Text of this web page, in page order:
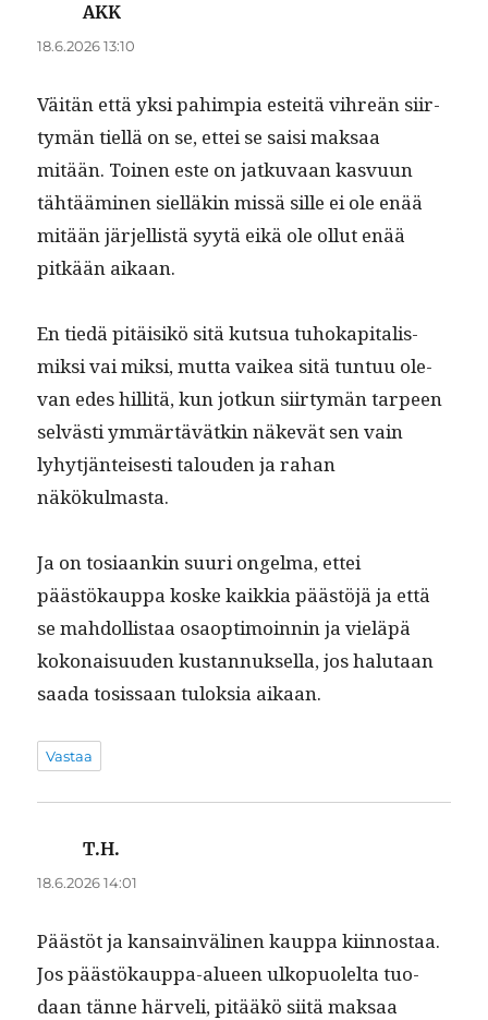
AKK
18.6.2026 13:10
Väitän että yksi pahimpia esteitä vihreän siir­
tymän tiel­lä on se, ettei se saisi mak­saa
mitään. Toinen este on jatku­vaan kasvu­un
tähtäämi­nen siel­läkin mis­sä sille ei ole enää
mitään jär­jel­listä syytä eikä ole ollut enää
pitkään aikaan.
En tiedä pitäisikö sitä kut­sua tuhokap­i­tal­is­
mik­si vai mik­si, mut­ta vaikea sitä tun­tuu ole­
van edes hillitä, kun jotkun siir­tymän tarpeen
selvästi ymmärtävätkin näkevät sen vain
lyhytjän­teis­es­ti talouden ja rahan
näkökulmasta.
Ja on tosi­aankin suuri ongel­ma, ettei
päästökaup­pa koske kaikkia päästöjä ja että
se mah­dol­lis­taa osaop­ti­moin­nin ja vieläpä
kokon­aisu­u­den kus­tan­nuk­sel­la, jos halu­taan
saa­da tosis­saan tulok­sia aikaan.
Vastaa
T.H.
18.6.2026 14:01
Päästöt ja kan­sain­vä­li­nen kaup­pa kiin­nos­taa.
Jos päästökaup­pa-alueen ulkop­uolelta tuo­
daan tänne härveli, pitääkö siitä mak­saa